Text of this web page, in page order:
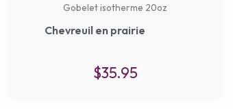
Gobelet isotherme 20oz
Chevreuil en prairie
$35.95